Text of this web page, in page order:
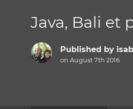
Java, Bali et
Published by
on August 7th 2016